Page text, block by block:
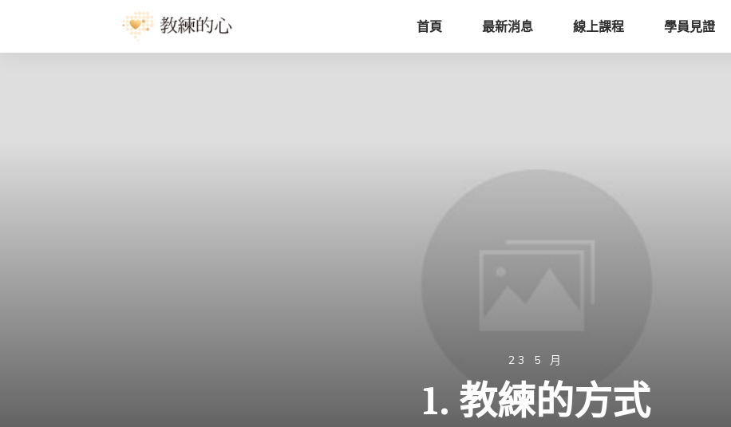
首頁 最新消息 線上課程 學員見證
23 5 月
1. 教練的方式